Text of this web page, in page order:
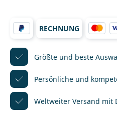
der biblischen Geschichte.
spielend leicht die Bibel
Bibel-Wimmelbuch enthält
Geschichten:Jesus kommt
getauftJesus wirkt viele
GleichnisseJesus besiegt
Reinhard Abeln, geboren
Pensionierung als
zahlreicher
Familie und der religiösen
IllustratorManfred
RECHNUNG
Größte und beste
Persönliche und
Weltweiter Versand mit